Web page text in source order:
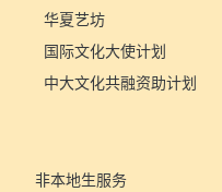
华夏艺坊
国际文化大使计划
中大文化共融资助计划
非本地生服务